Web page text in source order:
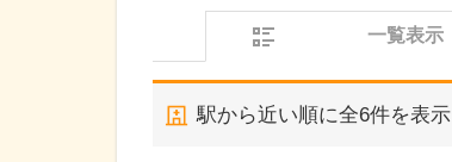
一覧表示
駅から近い順に全6件を表示